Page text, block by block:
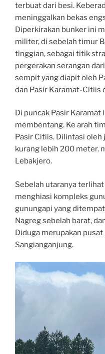
terbuat dari besi.
meninggalkan bekas
Diperkirakan bunker ini
militer, di sebelah timur
tinggian, sebagai titik
pergerakan serangan
sempit yang diapit oleh
dan Pasir Karamat-Citiis
Di puncak Pasir Karamat
membentang. Ke arah
Pasir Citiis. Dilintasi
kurang lebih 200 meter.
Lebakjero.
Sebelah utaranya
menghiasi kompleks
gunungapi yang
Nagreg sebelah barat,
Diduga merupakan
Sangianganjung.